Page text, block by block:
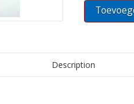
x
cm.
quantity
Description